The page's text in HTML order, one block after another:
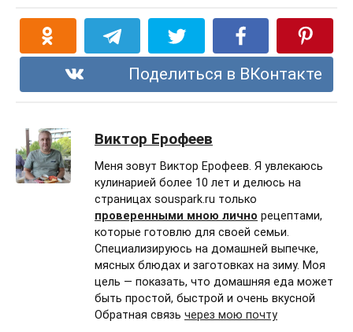
Поделиться в ВКонтакте
Виктор Ерофеев
Меня зовут Виктор Ерофеев. Я увлекаюсь
кулинарией более 10 лет и делюсь на
страницах souspark.ru только
проверенными мною лично рецептами,
которые готовлю для своей семьи.
Специализируюсь на домашней выпечке,
мясных блюдах и заготовках на зиму. Моя
цель — показать, что домашняя еда может
быть простой, быстрой и очень вкусной
Обратная связь через мою почту